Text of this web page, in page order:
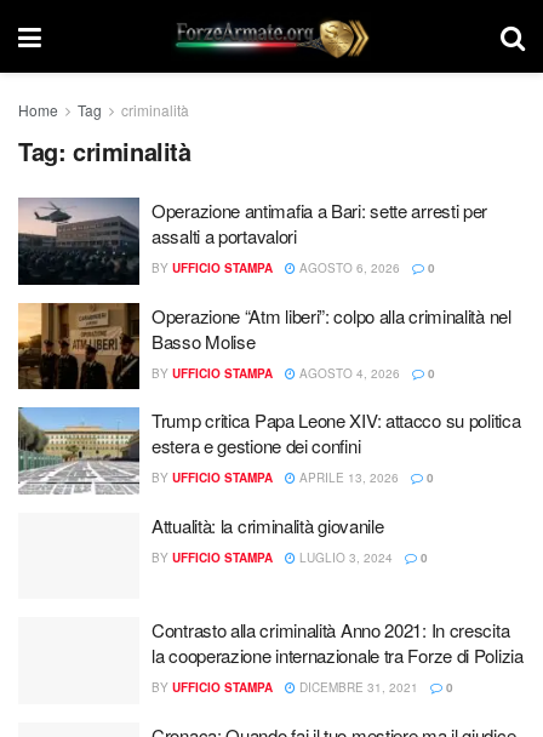
Home Tag criminalità
Tag: criminalità
Operazione antimafia a Bari: sette arresti per
assalti a portavalori
BY UFFICIO STAMPA AGOSTO 6, 2026 0
Operazione “Atm liberi”: colpo alla criminalità nel
Basso Molise
BY UFFICIO STAMPA AGOSTO 4, 2026 0
Trump critica Papa Leone XIV: attacco su politica
estera e gestione dei confini
BY UFFICIO STAMPA APRILE 13, 2026 0
Attualità: la criminalità giovanile
BY UFFICIO STAMPA LUGLIO 3, 2024 0
Contrasto alla criminalità Anno 2021: In crescita
la cooperazione internazionale tra Forze di Polizia
BY UFFICIO STAMPA DICEMBRE 31, 2021 0